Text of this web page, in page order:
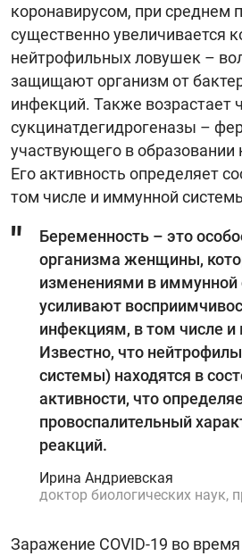
коронавирусом, при среднем
существенно увеличивается
нейтрофильных ловушек –
защищают организм от
инфекций. Также возрастает
сукцинатдегидрогеназы –
участвующего в образовании
Его активность определяет
том числе и иммунной
Беременность – это
организма женщины,
изменениями в иммунной
усиливают
инфекциям, в том числе и
Известно, что
системы) находятся в
активности, что
провоспалительный
реакций.
Ирина Андриевская
доктор биологических наук,
Заражение COVID-19 во